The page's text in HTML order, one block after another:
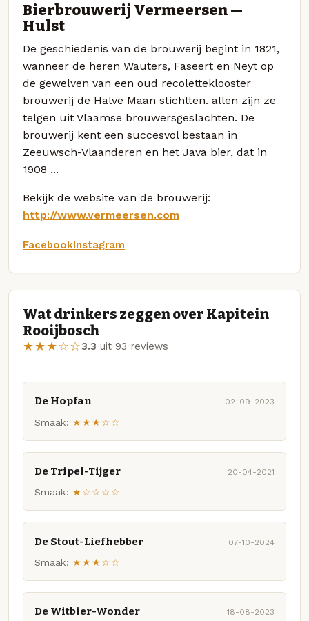
Bierbrouwerij Vermeersen —
Hulst
De geschiedenis van de brouwerij begint in 1821,
wanneer de heren Wauters, Faseert en Neyt op
de gewelven van een oud recoletteklooster
brouwerij de Halve Maan stichtten. allen zijn ze
telgen uit Vlaamse brouwersgeslachten. De
brouwerij kent een succesvol bestaan in
Zeeuwsch-Vlaanderen en het Java bier, dat in
1908 ...
Bekijk de website van de brouwerij:
http://www.vermeersen.com
FacebookInstagram
Wat drinkers zeggen over Kapitein
Rooijbosch
★★★☆☆3.3 uit 93 reviews
De Hopfan 02-09-2023
Smaak: ★★★☆☆
De Tripel-Tijger 20-04-2021
Smaak: ★☆☆☆☆
De Stout-Liefhebber 07-10-2024
Smaak: ★★★☆☆
De Witbier-Wonder 18-08-2023